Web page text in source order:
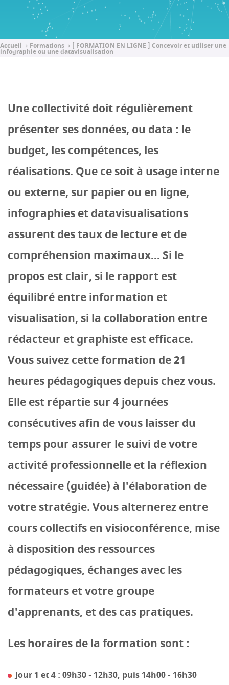
Accueil Formations [ FORMATION EN LIGNE ] Concevoir et utiliser une
infographie ou une datavisualisation
Une collectivité doit régulièrement
présenter ses données, ou data : le
budget, les compétences, les
réalisations. Que ce soit à usage interne
ou externe, sur papier ou en ligne,
infographies et datavisualisations
assurent des taux de lecture et de
compréhension maximaux... Si le
propos est clair, si le rapport est
équilibré entre information et
visualisation, si la collaboration entre
rédacteur et graphiste est efficace.
Vous suivez cette formation de 21
heures pédagogiques depuis chez vous.
Elle est répartie sur 4 journées
consécutives afin de vous laisser du
temps pour assurer le suivi de votre
activité professionnelle et la réflexion
nécessaire (guidée) à l'élaboration de
votre stratégie. Vous alternerez entre
cours collectifs en visioconférence, mise
à disposition des ressources
pédagogiques, échanges avec les
formateurs et votre groupe
d'apprenants, et des cas pratiques.
Les horaires de la formation sont :
Jour 1 et 4 : 09h30 - 12h30, puis 14h00 - 16h30